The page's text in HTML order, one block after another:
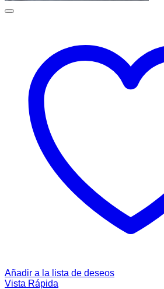
Añadir a la lista de deseos
Vista Rápida